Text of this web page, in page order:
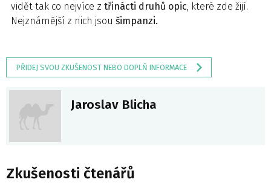
vidět tak co nejvíce z třinácti druhů opic, které zde žijí.
Nejznámější z nich jsou šimpanzi.
PŘIDEJ SVOU ZKUŠENOST NEBO DOPLŇ INFORMACE
Jaroslav Blicha
Zkušenosti čtenářů